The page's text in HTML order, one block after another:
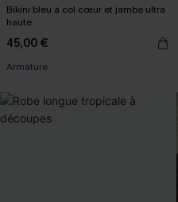
Bikini bleu à col cœur et jambe ultra
haute
45,00 €
Armature